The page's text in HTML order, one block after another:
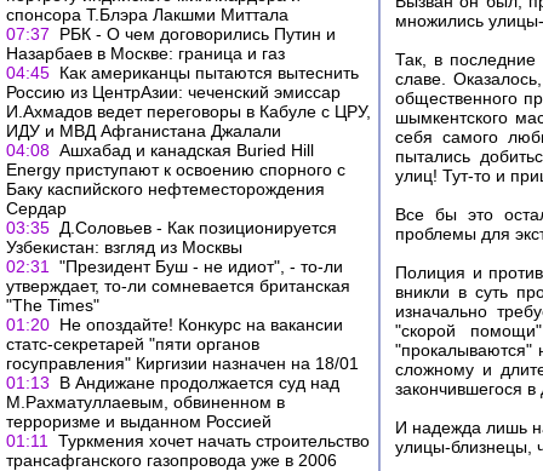
спонсора Т.Блэра Лакшми Миттала
07:37
РБК - О чем договорились Путин и
Назарбаев в Москве: граница и газ
04:45 Как американцы пытаются вытеснить
Россию из ЦентрАзии: чеченский эмиссар
И.Ахмадов ведет переговоры в Кабуле с ЦРУ,
ИДУ и МВД Афганистана Джалали
04:08 Ашхабад и канадская Buried Hill
Energy приступают к освоению спорного с
Баку каспийского нефтеместорождения
Сердар
03:35 Д.Соловьев - Как позиционируется
Узбекистан: взгляд из Москвы
02:31
"Президент Буш - не идиот", - то-ли
утверждает, то-ли сомневается британская
"The Times"
01:20 Не опоздайте! Конкурс на вакансии
статс-секретарей "пяти органов
госуправления" Киргизии назначен на 18/01
01:13
В Андижане продолжается суд над
М.Рахматуллаевым, обвиненном в
терроризме и выданном Россией
01:11
Туркмения хочет начать строительство
трансафганского газопровода уже в 2006
множились
Так, в
славе.
общественного
шымкентского
себя самого
пытались
улиц! Тут-то и
Все бы это
проблемы для
Полиция и
вникли в суть
изначально
"скорой
"прокалываются"
сложному и
закончившегося в
И надежда лишь
улицы-близнецы,